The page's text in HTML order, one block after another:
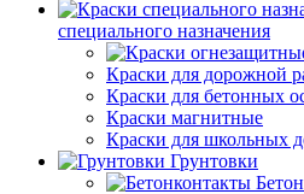
специального назначения
Краски для дорожной
Краски для бетонных
Краски магнитные
Краски для школьных
Грунтовки